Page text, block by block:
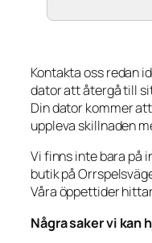
Kontakta oss redan
dator att återgå till
Din dator kommer
uppleva skillnaden
Vi finns inte bara på
butik på
Våra öppettider
Några saker vi kan